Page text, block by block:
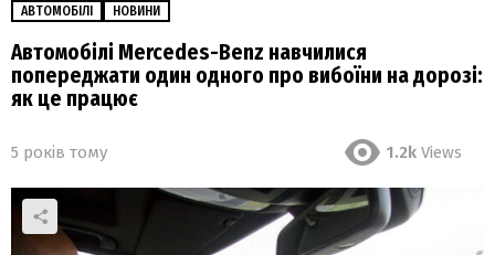
АВТОМОБІЛІ НОВИНИ
Автомобілі Mercedes-Benz навчилися
попереджати один одного про вибоїни на дорозі:
як це працює
5 років тому 1.2k Views